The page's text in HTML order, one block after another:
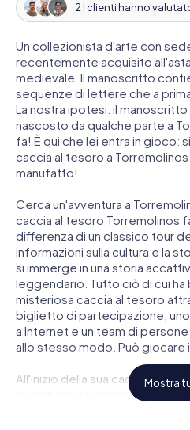
2 I clienti hanno
Un collezionista d'arte con
recentemente acquisito
medievale. Il manoscritto
sequenze di lettere che a
La nostra ipotesi: il
nascosto da qualche parte a
fa! È qui che lei entra in gioco:
caccia al tesoro a
manufatto!
Cerca un'avventura a
caccia al tesoro Torremolinos
differenza di un classico tour
informazioni sulla cultura e la
si immerge in una storia
leggendario. Tutto ciò di cui
misteriosa caccia al tesoro
biglietto di partecipazione,
a Internet e un team di
allo stesso modo. Può giocare
All'inizio della sua caccia al
incontrerà in una posizione
Mostra